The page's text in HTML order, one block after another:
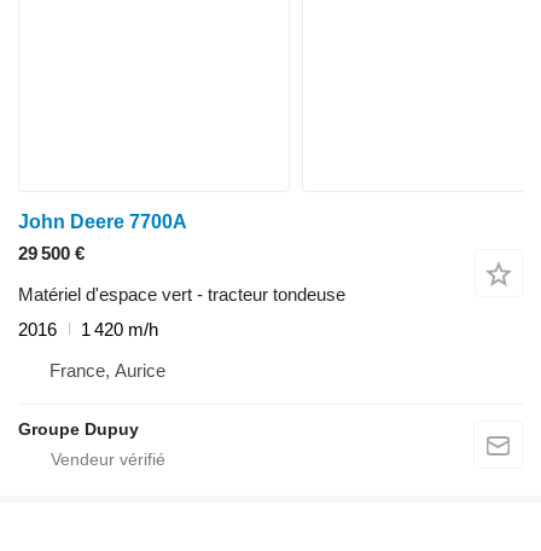
John Deere 7700A
29 500 €
Matériel d'espace vert - tracteur tondeuse
2016
1 420 m/h
France, Aurice
Groupe Dupuy